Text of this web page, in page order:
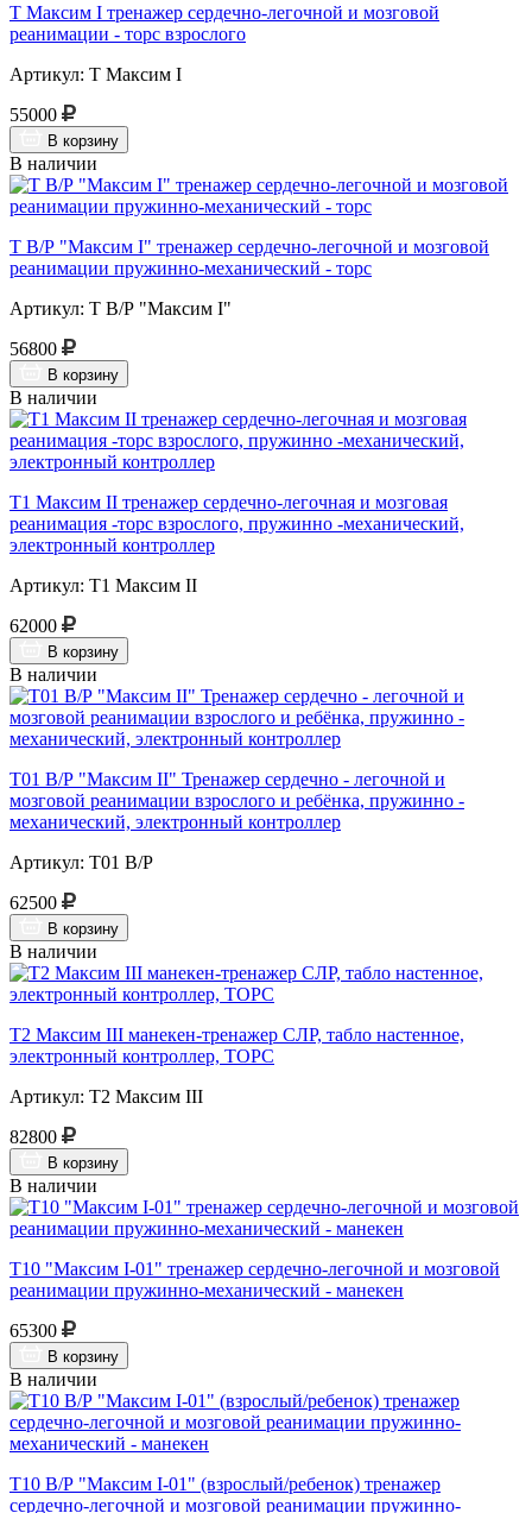
Т Максим I тренажер сердечно-легочной и мозговой
реанимации - торс взрослого
Артикул: Т Максим I
55000
В корзину
В наличии
Т В/Р "Максим I" тренажер сердечно-легочной и мозговой
реанимации пружинно-механический - торс
Артикул: Т В/Р "Максим I"
56800
В корзину
В наличии
Т1 Максим II тренажер сердечно-легочная и мозговая
реанимация -торс взрослого, пружинно -механический,
электронный контроллер
Артикул: Т1 Максим II
62000
В корзину
В наличии
Т01 В/Р "Максим II" Тренажер сердечно - легочной и
мозговой реанимации взрослого и ребёнка, пружинно -
механический, электронный контроллер
Артикул: Т01 В/Р
62500
В корзину
В наличии
Т2 Максим III манекен-тренажер СЛР, табло настенное,
электронный контроллер, ТОРС
Артикул: Т2 Максим III
82800
В корзину
В наличии
Т10 "Максим I-01" тренажер сердечно-легочной и мозговой
реанимации пружинно-механический - манекен
65300
В корзину
В наличии
Т10 В/Р "Максим I-01" (взрослый/ребенок) тренажер
сердечно-легочной и мозговой реанимации пружинно-